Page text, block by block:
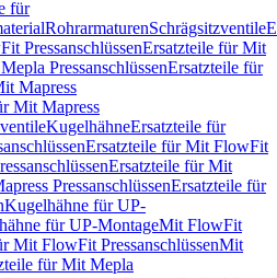
für
RohrarmaturenSchrägsitzventile
PressanschlüssenErsatzteile für Mit
PressanschlüssenErsatzteile für
Mapress
Mit Mapress
KugelhähneErsatzteile für
Ersatzteile für Mit FlowFit
Ersatzteile für Mit
PressanschlüssenErsatzteile für
Kugelhähne für UP-
für UP-MontageMit FlowFit
Mit FlowFit PressanschlüssenMit
für Mit Mepla